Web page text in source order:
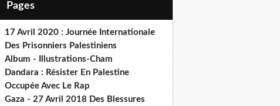
Pages
17 Avril 2020 : Journée Internationale
Des Prisonniers Palestiniens
Album - Illustrations-Cham
Dandara : Résister En Palestine
Occupée Avec Le Rap
Gaza - 27 Avril 2018 Des Blessures